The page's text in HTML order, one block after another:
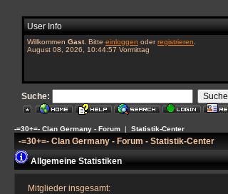
User Info
Willkommen Gast. Bitte einloggen oderregistrieren
August 08, 2026, 10:44:57 Vormittag
Suche:
-=30+=- Clan Germany - Forum | Statistik-Center
-=30+=- Clan Germany - Forum - Statistik-Center
Allgemeine Statistiken
Mitglieder insgesamt: